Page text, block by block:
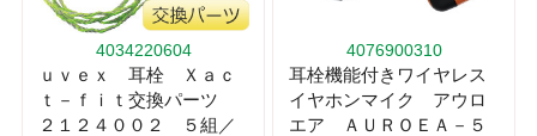
4034220604
ｕｖｅｘ 耳栓 Ｘａｃ
ｔ－ｆｉｔ交換パーツ
２１２４００２ ５組／
4076900310
耳栓機能付きワイヤレス
イヤホンマイク アウロ
エア ＡＵＲＯＥＡ－５